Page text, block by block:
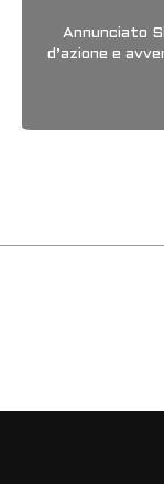
Annunciato
d’azione e